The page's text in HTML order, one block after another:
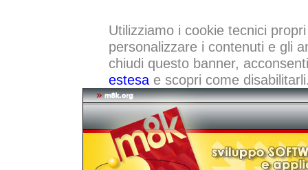
Utilizziamo i cookie tecnici
personalizzare i contenuti e gli
chiudi questo banner,
estesae scopri come